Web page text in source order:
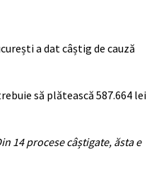
a dat câștig de cauză
să plătească 587.664 lei
14 procese câștigate, ăsta e